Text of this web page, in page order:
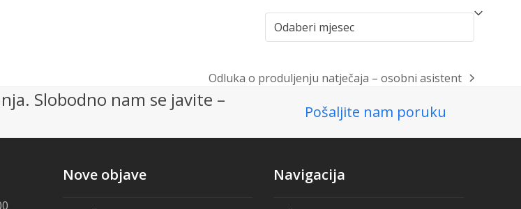
Arhiva
next
post:
Odluka o produljenju natječaja – osobni asistent
Slobodno nam se javite –
Pošaljite nam poruku
Nove objave Navigacija